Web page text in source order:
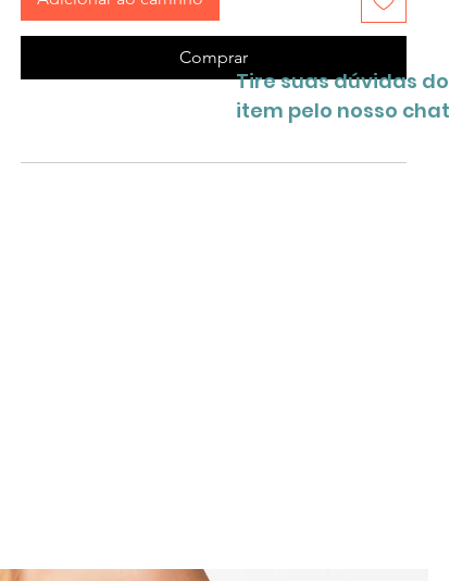
Comprar
Tire suas dúvidas do
item pelo nosso chat